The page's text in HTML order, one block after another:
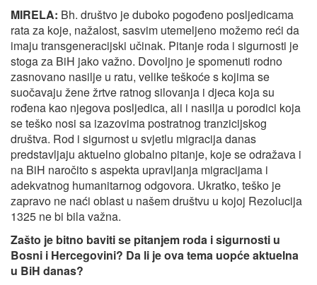
MIRELA: Bh. društvo je duboko pogođeno posljedicama
rata za koje, nažalost, sasvim utemeljeno možemo reći da
imaju transgeneracijski učinak. Pitanje roda i sigurnosti je
stoga za BiH jako važno. Dovoljno je spomenuti rodno
zasnovano nasilje u ratu, velike teškoće s kojima se
suočavaju žene žrtve ratnog silovanja i djeca koja su
rođena kao njegova posljedica, ali i nasilja u porodici koja
se teško nosi sa izazovima postratnog tranzicijskog
društva. Rod i sigurnost u svjetlu migracija danas
predstavljaju aktuelno globalno pitanje, koje se odražava i
na BiH naročito s aspekta upravljanja migracijama i
adekvatnog humanitarnog odgovora. Ukratko, teško je
zapravo ne naći oblast u našem društvu u kojoj Rezolucija
1325 ne bi bila važna.
Zašto je bitno baviti se pitanjem roda i sigurnosti u
Bosni i Hercegovini? Da li je ova tema uopće aktuelna
u BiH danas?